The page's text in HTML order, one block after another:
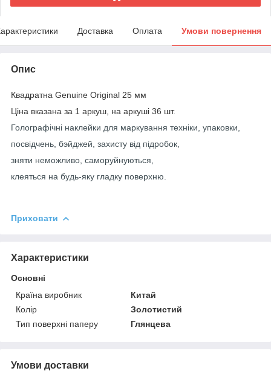
Доставка Оплата Умови повернення
Опис
Квадратна Genuine Original 25 мм
Ціна вказана за 1 аркуш, на аркуші 36 шт.
Голографічні наклейки для маркування техніки, упаковки,
посвідчень, бэйджей, захисту від підробок,
зняти неможливо, саморуйнуються,
клеяться на будь-яку гладку поверхню.
Приховати
Характеристики
Основні
Країна виробник
Китай
Колір
Золотистий
Тип поверхні паперу
Глянцева
Умови доставки